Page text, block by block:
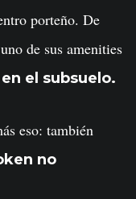
porteño. De
de sus amenities
el subsuelo.
eso: también
no